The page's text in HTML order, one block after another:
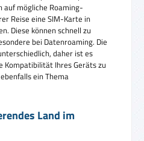
auf mögliche Roaming-
Reise eine SIM-Karte in
Diese können schnell zu
bei Datenroaming. Die
daher ist es
Kompatibilität Ihres Geräts zu
ein Thema
Land im